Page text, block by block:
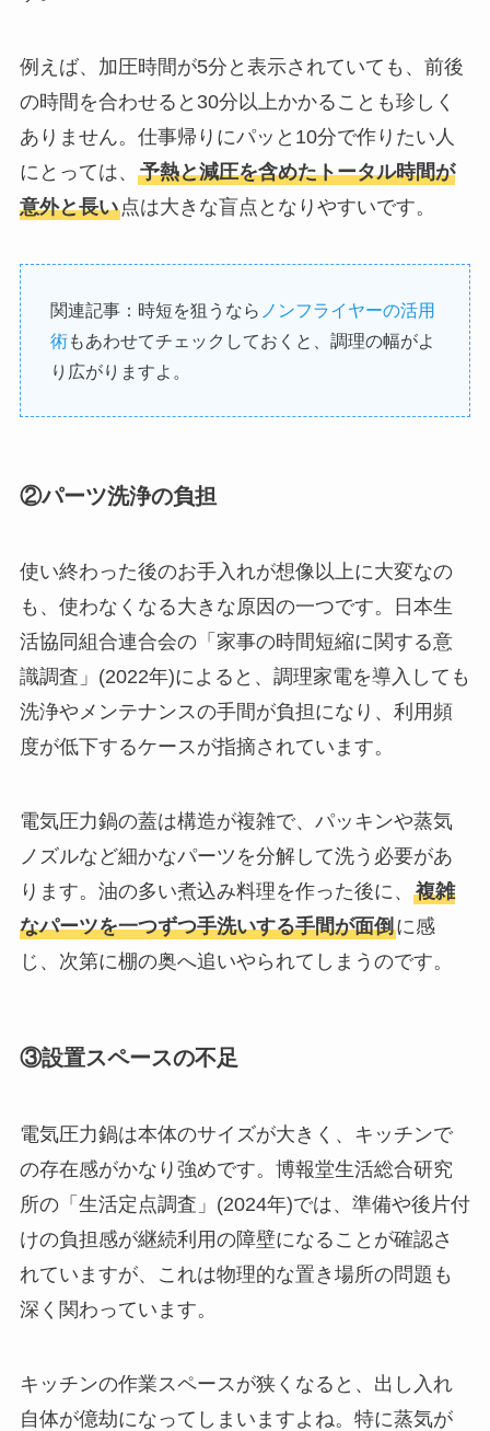
例えば、加圧時間が5分と表示されていても、前後
の時間を合わせると30分以上かかることも珍しく
ありません。仕事帰りにパッと10分で作りたい人
にとっては、 予熱と減圧を含めたトータル時間が
意外と長い点は大きな盲点となりやすいです。
関連記事：時短を狙うなら ノンフライヤーの活用
術もあわせてチェックしておくと、調理の幅がよ
り広がりますよ。
②パーツ洗浄の負担
使い終わった後のお手入れが想像以上に大変なの
も、使わなくなる大きな原因の一つです。日本生
活協同組合連合会の「家事の時間短縮に関する意
識調査」(2022年)によると、調理家電を導入しても
洗浄やメンテナンスの手間が負担になり、利用頻
度が低下するケースが指摘されています。
電気圧力鍋の蓋は構造が複雑で、パッキンや蒸気
ノズルなど細かなパーツを分解して洗う必要があ
ります。油の多い煮込み料理を作った後に、 複雑
なパーツを一つずつ手洗いする手間が面倒に感
じ、次第に棚の奥へ追いやられてしまうのです。
③設置スペースの不足
電気圧力鍋は本体のサイズが大きく、キッチンで
の存在感がかなり強めです。博報堂生活総合研究
所の「生活定点調査」(2024年)では、準備や後片付
けの負担感が継続利用の障壁になることが確認さ
れていますが、これは物理的な置き場所の問題も
深く関わっています。
キッチンの作業スペースが狭くなると、出し入れ
自体が億劫になってしまいますよね。特に蒸気が